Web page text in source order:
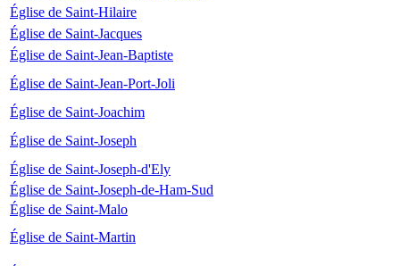
Église de Saint-Hilaire
Église de Saint-Jacques
Église de Saint-Jean-Baptiste
Église de Saint-Jean-Port-Joli
Église de Saint-Joachim
Église de Saint-Joseph
Église de Saint-Joseph-d'Ely
Église de Saint-Joseph-de-Ham-Sud
Église de Saint-Malo
Église de Saint-Martin